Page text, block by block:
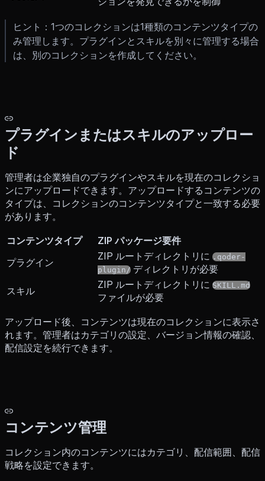
ヒント：1つのコレクションは1種類のコンテンツタイプの
み管理します。プラグインとスキルを別々に管理する場合
は、別のコレクションを作成してください。
プラグインまたはスキルのアップロー
ド
管理者は企業独自のプラグインやスキルを現在のコレクショ
ンにアップロードできます。アップロードするコンテンツの
タイプは、コレクションのコンテンツタイプと一致する必要
があります。
コンテンツタイプ
ZIP パッケージ要件
プラグイン
ZIP ルートディレクトリに .qoder-
plugin/ ディレクトリが必要
スキル
ZIP ルートディレクトリに SKILL.md
ファイルが必要
アップロード後、コンテンツは現在のコレクションに表示さ
れます。管理者はカテゴリの設定、バージョン情報の確認、
配信設定を続行できます。
コンテンツ管理
コレクション内のコンテンツにはカテゴリ、配信範囲、配信
戦略を設定できます。